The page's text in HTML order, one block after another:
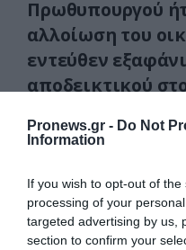
Pronews.gr - Do Not
Information
If you wish to opt-out of
processing of your
targeted advertising by us,
section to confirm your
Πρωθυπουργού
αλλοίωση του
εντεύθεν
αποδεικτικού
μεταξύ άλλων, θα
έκρηξη της
τραγικές τις
συγκρούσεως